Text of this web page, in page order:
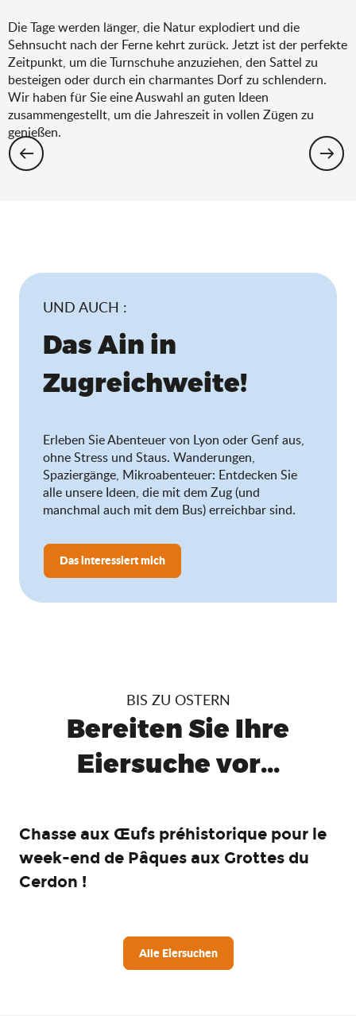
Die Tage werden länger, die Natur explodiert und die
Sehnsucht nach der Ferne kehrt zurück. Jetzt ist der perfekte
Zeitpunkt, um die Turnschuhe anzuziehen, den Sattel zu
besteigen oder durch ein charmantes Dorf zu schlendern.
Wir haben für Sie eine Auswahl an guten Ideen
zusammengestellt, um die Jahreszeit in vollen Zügen zu
genießen.
Wandern: Die Auswahl für den Frühling
UND AUCH :
Das Ain in
Zugreichweite!
Erleben Sie Abenteuer von Lyon oder Genf aus,
ohne Stress und Staus. Wanderungen,
Spaziergänge, Mikroabenteuer: Entdecken Sie
alle unsere Ideen, die mit dem Zug (und
manchmal auch mit dem Bus) erreichbar sind.
Das interessiert mich
BIS ZU OSTERN
Bereiten Sie Ihre
Eiersuche vor...
Chasse aux Œufs préhistorique pour le
week-end de Pâques aux Grottes du
Cerdon !
Alle Eiersuchen